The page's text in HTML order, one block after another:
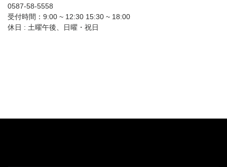
0587-58-5558
受付時間：9:00 ~ 12:30 15:30 ~ 18:00
休日 : 土曜午後、日曜・祝日